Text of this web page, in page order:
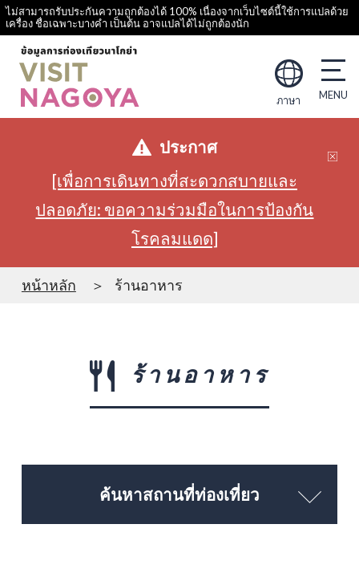
ไม่สามารถรับประกันความถูกต้องได้ 100% เนื่องจากเว็บไซต์นี้ใช้การแปลด้วย
เครื่อง ชื่อเฉพาะบางคำ เป็นต้น อาจแปลได้ไม่ถูกต้องนัก
ภาษา
ประกาศ
[เพื่อการเดินทางที่สะดวกสบายและ
ปลอดภัย: ขอความร่วมมือในการป้องกัน
โรคลมแดด]
หน้าหลัก ร้านอาหาร
ร้านอาหาร
ค้นหาสถานที่ท่องเที่ยว